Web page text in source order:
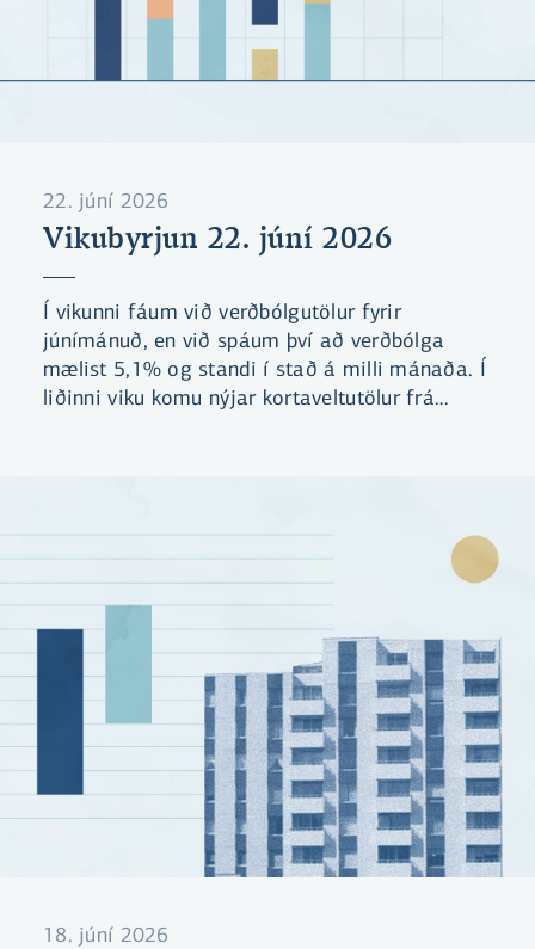
22. júní 2026
Vikubyrjun 22. júní 2026
Í vikunni fáum við verðbólgutölur fyrir
júnímánuð, en við spáum því að verðbólga
mælist 5,1% og standi í stað á milli mánaða. Í
liðinni viku komu nýjar kortaveltutölur frá
18. júní 2026